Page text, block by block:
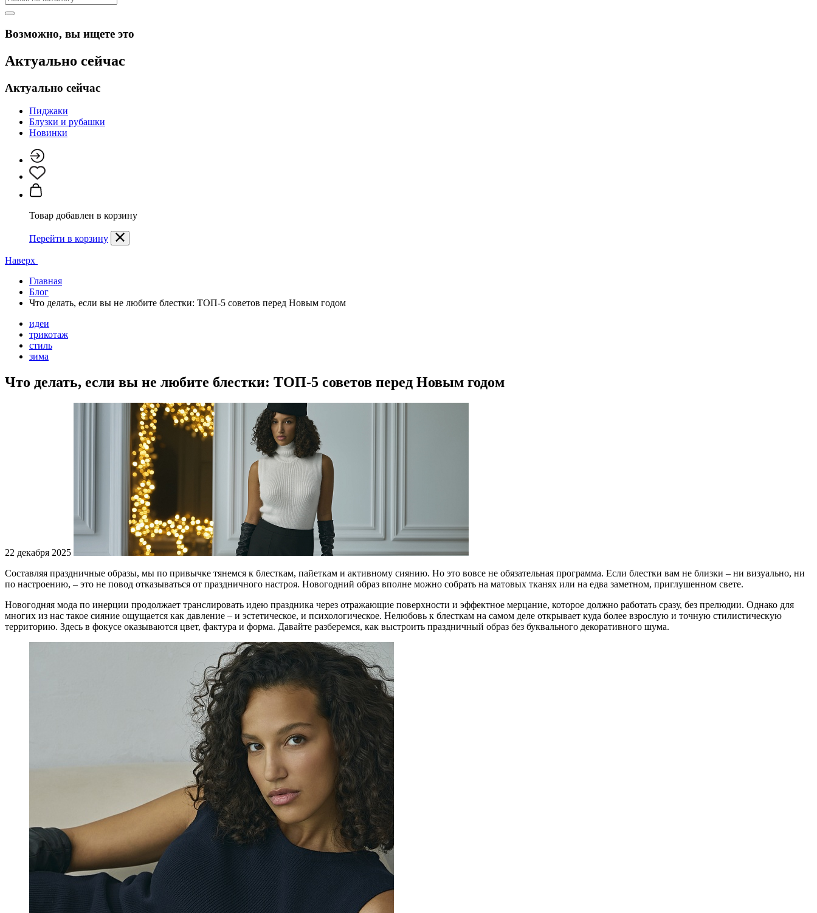
Возможно, вы ищете это
Актуально сейчас
Актуально сейчас
Пиджаки
Блузки и рубашки
Новинки
Товар добавлен в корзину
Перейти в корзину
Наверх
Главная
Блог
Что делать, если вы не любите блестки: ТОП-5 советов перед Новым годом
идеи
трикотаж
стиль
зима
Что делать, если вы не любите блестки: ТОП-5 советов перед Новым годом
22 декабря 2025
Составляя праздничные образы, мы по привычке тянемся к блесткам, пайеткам и активному сиянию. Но это вовсе не обязательная программа. Если блестки вам не близки – ни визуально, ни
по настроению, – это не повод отказываться от праздничного настроя. Новогодний образ вполне можно собрать на матовых тканях или на едва заметном, приглушенном свете.
Новогодняя мода по инерции продолжает транслировать идею праздника через отражающие поверхности и эффектное мерцание, которое должно работать сразу, без прелюдии. Однако для
многих из нас такое сияние ощущается как давление – и эстетическое, и психологическое. Нелюбовь к блесткам на самом деле открывает куда более взрослую и точную стилистическую
территорию. Здесь в фокусе оказываются цвет, фактура и форма. Давайте разберемся, как выстроить праздничный образ без буквального декоративного шума.